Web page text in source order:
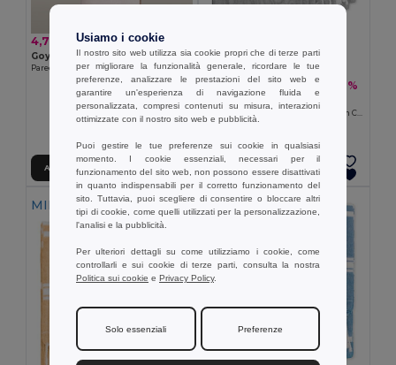
4,79 €
Goya 53049
Pareo Foulard in Cotone 90 x 150 cm KAHAKAI
Aggiungi al carrello
57,90 € 70,91 € -18%
Pack da 10 Goya 39000
Asciugamano Pareo Fouta 90x180 cm Cotone/Poliester ZANZIBAR
Aggiungi al carrello
MIN QTY: 30 MIN QTY: 5
Usiamo i cookie
Il nostro sito web utilizza sia cookie propri che di terze parti
per migliorare la funzionalità generale, ricordare le tue
preferenze, analizzare le prestazioni del sito web e
garantire un'esperienza di navigazione fluida e
personalizzata, compresi contenuti su misura, interazioni
ottimizzate con il nostro sito web e pubblicità.
Puoi gestire le tue preferenze sui cookie in qualsiasi
momento. I cookie essenziali, necessari per il
funzionamento del sito web, non possono essere disattivati
in quanto indispensabili per il corretto funzionamento del
sito. Tuttavia, puoi scegliere di consentire o bloccare altri
tipi di cookie, come quelli utilizzati per la personalizzazione,
l'analisi e la pubblicità.
Per ulteriori dettagli su come utilizziamo i cookie, come
controllarli e sui cookie di terze parti, consulta la nostra
Politica sui cookie e Privacy Policy.
Solo essenziali Preferenze